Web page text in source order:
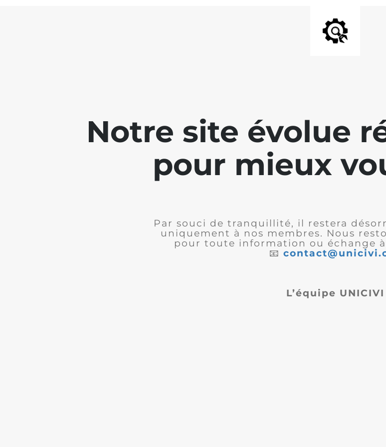
Notre site évolue
pour mieux
Par souci de tranquillité, il restera
uniquement à nos membres. Nous
pour toute information ou échange à
📧
L’équipe UNICIVI